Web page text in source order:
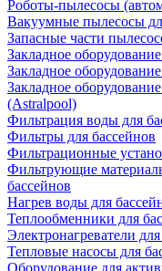
Роботы-пылесосы
Вакуумные пылесосы
Запасные части
Закладное
Закладное
Закладное
(Astralpool)
Фильтрация воды для
Фильтры для бассейнов
Фильтрационные
Фильтрующие
бассейнов
Нагрев воды для
Теплообменники для
Электронагреватели
Тепловые насосы для
Оборудование для